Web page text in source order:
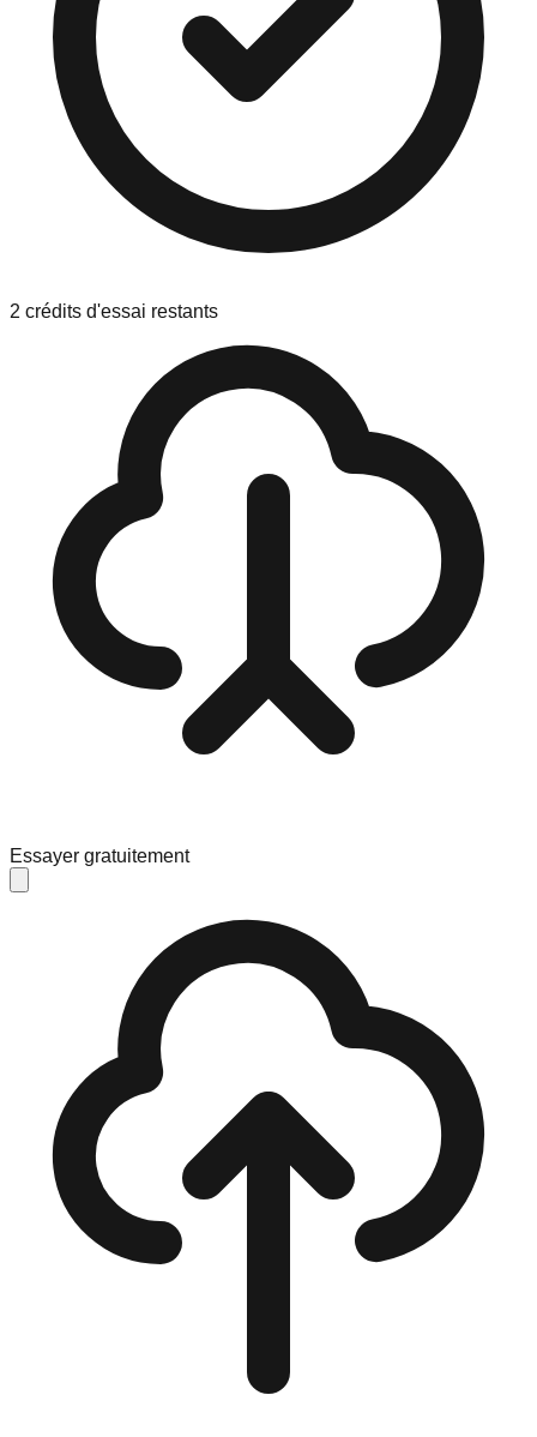
2 crédits d'essai restants
Essayer gratuitement